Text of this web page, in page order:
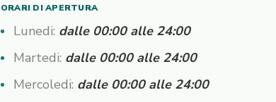
ORARI DI APERTURA
Lunedi: dalle 00:00 alle 24:00
Martedi: dalle 00:00 alle 24:00
Mercoledi: dalle 00:00 alle 24:00